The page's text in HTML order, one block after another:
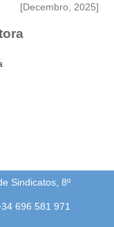
[Decembro, 2025]
Sindicatos, 8º
696 581 971